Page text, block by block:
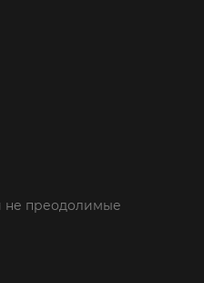
не преодолимые